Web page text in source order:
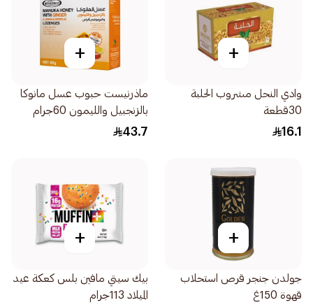
+
وادي النحل مشروب الحلبة
30قطعة
16.1
+
ماذرنيست حبوب عسل مانوكا
بالزنجبيل والليمون 60جرام
43.7
+
جولدن جنجر قرص استحلاب
قهوة 150غ
+
بيك سيتي مافين بلس كعكة عيد
الميلاد 113جرام